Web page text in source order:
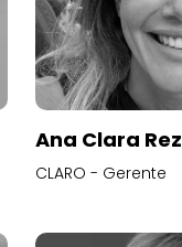
Ana Clara
CLARO - Gerente